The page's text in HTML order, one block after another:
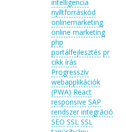
intelligencia
nyíltforráskód
onlinemarketing
online marketing
php
portálfejlesztés pr
cikk írás
Progresszív
webapplikációk
(PWA) React
responsive SAP
rendszer integráció
SEO SSL SSL